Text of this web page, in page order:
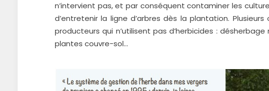
n’intervient pas, et par conséquent contaminer les
d’entretenir la ligne d’arbres dès la plantation.
producteurs qui n’utilisent pas d’herbicides :
plantes couvre-sol…